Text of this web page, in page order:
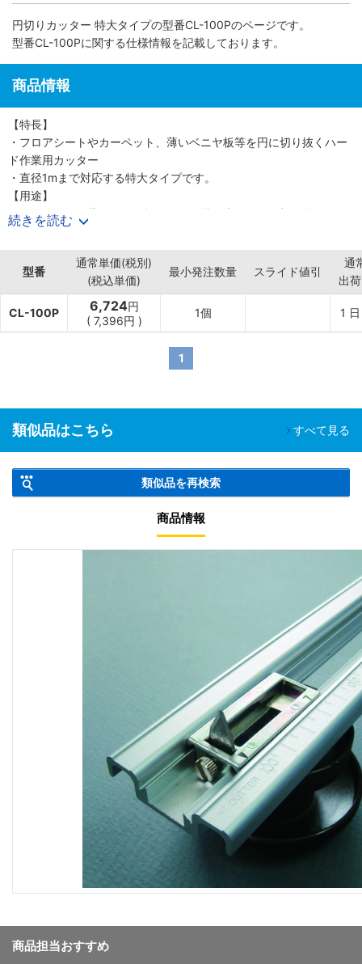
円切りカッター 特大タイプの型番CL-100Pのページです。
型番CL-100Pに関する仕様情報を記載しております。
商品情報
【特長】
・フロアシートやカーペット、薄いベニヤ板等を円に切り抜くハー
ド作業用カッター
・直径1mまで対応する特大タイプです。
【用途】
・カーペットや薄いベニヤ板などから特に大きな円を切り抜くのに
適します
続きを読む
型番
通常単価(税別)
(税込単価)
最小発注数量 スライド値引
通
出
CL-100P 6,724円
( 7,396円 )
1個 1
1
類似品はこちら すべて見る
類似品を再検索
商品情報
商品担当おすすめ